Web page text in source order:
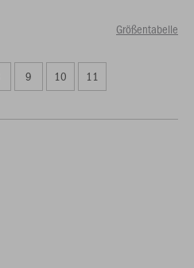
Größentabelle
9 10 11